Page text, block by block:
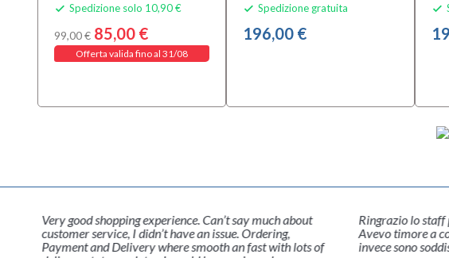
 Spedizione solo 10,90 €
99,00 € 85,00 €
Offerta valida fino al 31/08
 Spedizione gratuita
196,00 €

Very good shopping experience. Can’t say much about
customer service, I didn’t have an issue. Ordering,
Payment and Delivery where smooth an fast with lots of
Ringrazio lo staff
Avevo timore a
invece sono